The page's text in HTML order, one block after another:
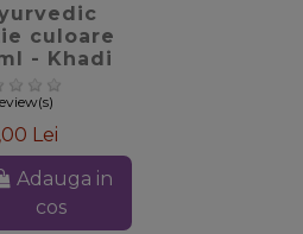
culoare
- Khadi
Lei
Adauga in
cos